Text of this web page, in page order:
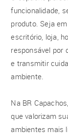
funcionalidade,
produto. Seja
escritório, loja,
responsável por
e transmitir
ambiente.
Na BR
que valorizam
ambientes mais